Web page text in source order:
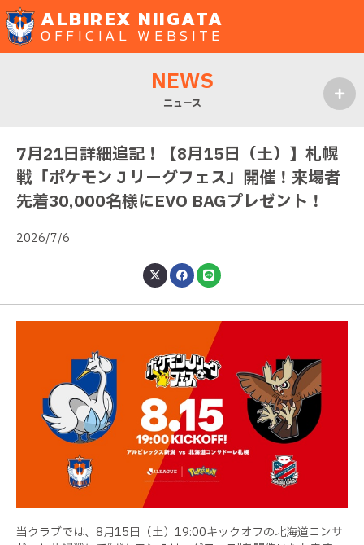
ALBIREX NIIGATA
OFFICIAL WEBSITE
NEWS
ニュース
7月21日詳細追記！【8月15日（土）】札幌
戦「ポケモンＪリーグフェス」開催！来場者
先着30,000名様にEVO BAGプレゼント！
2026/7/6
当クラブでは、8月15日（土）19:00キックオフの北海道コンサ